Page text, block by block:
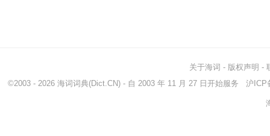
关于海词 - 版权声明 -
©2003 - 2026 海词词典(Dict.CN) - 自 2003 年 11 月 27 日开始服务 沪ICP